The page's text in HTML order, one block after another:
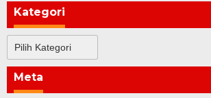
Kategori
Meta